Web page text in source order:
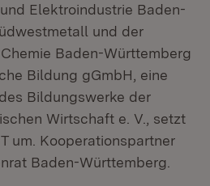
Elektroindustrie Baden-
und der
Baden-Württemberg
Bildung gGmbH, eine
Bildungswerke der
Wirtschaft e. V., setzt
um. Kooperationspartner
Baden-Württemberg.